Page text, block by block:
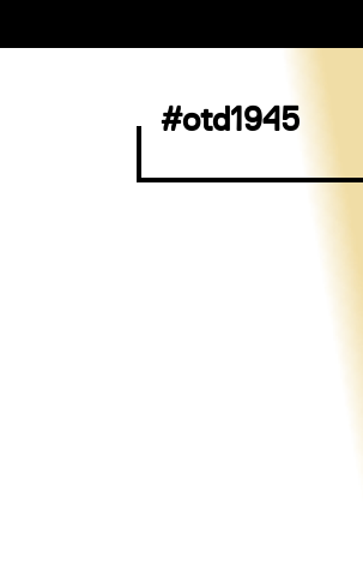
#otd1945